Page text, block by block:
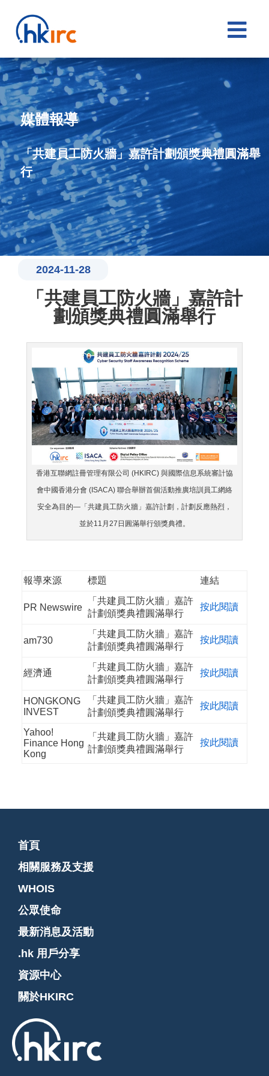

媒體報導
「共建員工防火牆」嘉許計劃頒獎典禮圓滿舉
行
2024-11-28
「共建員工防火牆」嘉許計
劃頒獎典禮圓滿舉行
香港互聯網註冊管理有限公司 (HKIRC) 與國際信息系統審計協
會中國香港分會 (ISACA) 聯合舉辦首個活動推廣培訓員工網絡
安全為目的—「共建員工防火牆」嘉許計劃，計劃反應熱烈，
並於11月27日圓滿舉行頒獎典禮。
報導來源 標題 連結
PR Newswire
「共建員工防火牆」嘉許
計劃頒獎典禮圓滿舉行
按此閱讀
am730
「共建員工防火牆」嘉許
計劃頒獎典禮圓滿舉行
按此閱讀
經濟通
「共建員工防火牆」嘉許
計劃頒獎典禮圓滿舉行
按此閱讀
HONGKONG
INVEST
「共建員工防火牆」嘉許
計劃頒獎典禮圓滿舉行
按此閱讀
Yahoo!
Finance Hong
Kong
「共建員工防火牆」嘉許
計劃頒獎典禮圓滿舉行
按此閱讀
首頁
相關服務及支援
WHOIS
公眾使命
最新消息及活動
.hk 用戶分享
資源中心
關於HKIRC